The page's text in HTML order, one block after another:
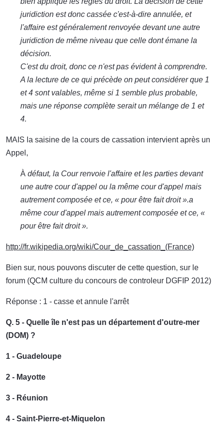
juridiction est donc cassée c'est-à-dire annulée, et
l'affaire est généralement renvoyée devant une autre
juridiction de même niveau que celle dont émane la
décision.
C'est du droit, donc ce n'est pas évident à comprendre.
A la lecture de ce qui précède on peut considérer que 1
et 4 sont valables, même si 1 semble plus probable,
mais une réponse complète serait un mélange de 1 et
4.
MAIS la saisine de la cours de cassation intervient après un
Appel,
À défaut, la Cour renvoie l'affaire et les parties devant
une autre cour d'appel ou la même cour d'appel mais
autrement composée et ce, « pour être fait droit ».a
même cour d'appel mais autrement composée et ce, «
pour être fait droit ».
http://fr.wikipedia.org/wiki/Cour_de_cassation_(France)
Bien sur, nous pouvons discuter de cette question, sur le
forum (QCM culture du concours de controleur DGFIP 2012)
Réponse : 1 - casse et annule l'arrêt
Q. 5 - Quelle île n'est pas un département d'outre-mer
(DOM) ?
1 - Guadeloupe
2 - Mayotte
3 - Réunion
4 - Saint-Pierre-et-Miquelon